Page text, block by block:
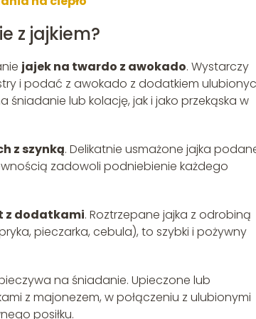
z jajkiem?
jajek na twardo z awokado. Wystarczy
i podać z awokado z dodatkiem
lub kolację, jak i jako przekąska w
z szynką. Delikatnie usmażone jajka
zadowoli podniebienie każdego
z dodatkami. Roztrzepane jajka z odrobiną
pieczarka, cebula), to szybki i pożywny
na śniadanie. Upieczone lub
z majonezem, w połączeniu z ulubionymi
posiłku.